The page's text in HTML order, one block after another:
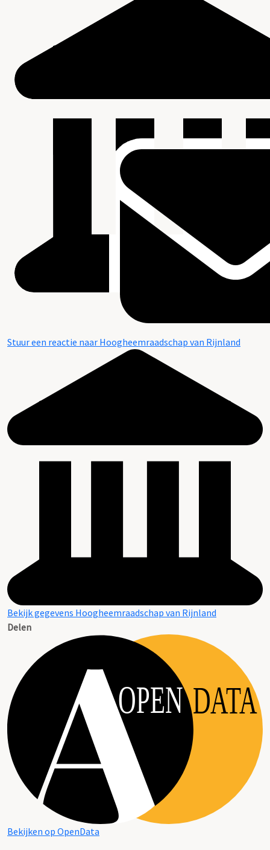
Stuur een reactie naar Hoogheemraadschap van Rijnland
Bekijk gegevens Hoogheemraadschap van Rijnland
Delen
OPEN DATA
Bekijken op OpenData